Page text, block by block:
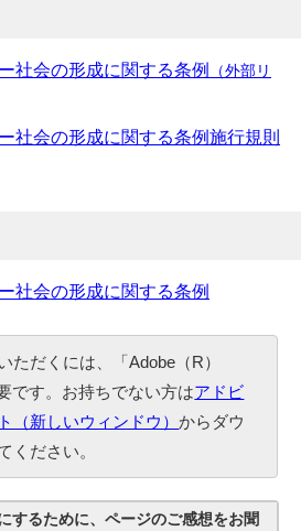
社会の形成に関する条例
（外部リ
社会の形成に関する条例施行規則
社会の形成に関する条例
ただくには、「Adobe（R）
です。お持ちでない方はアドビ
（新しいウィンドウ）からダウ
ください。
するために、ページのご感想をお聞